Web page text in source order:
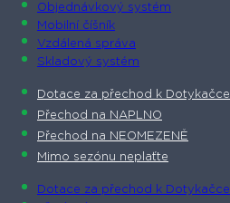
Objednávkový systém
Mobilní číšník
Vzdálená správa
Skladový systém
Dotace za přechod k Dotykačce
Přechod na NAPLNO
Přechod na NEOMEZENĚ
Mimo sezónu neplaťte
Dotace za přechod k Dotykačce